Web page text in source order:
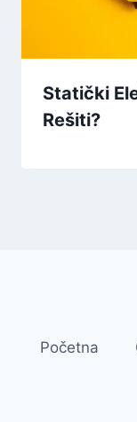
Statički
Rešiti?
Početna